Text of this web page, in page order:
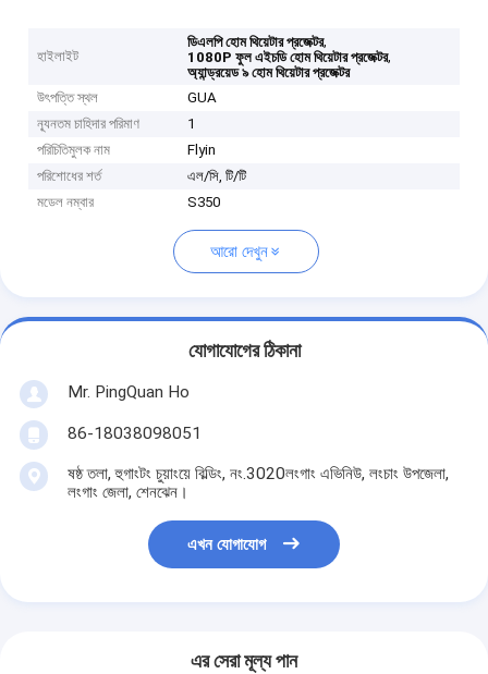
হাইলাইট
ডিএলপি হোম থিয়েটার প্রজেক্টর,
1080P ফুল এইচডি হোম থিয়েটার প্রজেক্টর,
অ্যান্ড্রয়েড ৯ হোম থিয়েটার প্রজেক্টর
উৎপত্তি স্থল
GUA
ন্যূনতম চাহিদার পরিমাণ
1
পরিচিতিমুলক নাম
Flyin
পরিশোধের শর্ত
এল/সি, টি/টি
মডেল নম্বার
S350
আরো দেখুন
যোগাযোগের ঠিকানা
Mr. PingQuan Ho
86-18038098051
ষষ্ঠ তলা, হুগাংটং চুয়াংয়ে বিল্ডিং, নং.3020লংগাং এভিনিউ, লংচাং উপজেলা,
লংগাং জেলা, শেনঝেন।
এখন যোগাযোগ
এর সেরা মূল্য পান